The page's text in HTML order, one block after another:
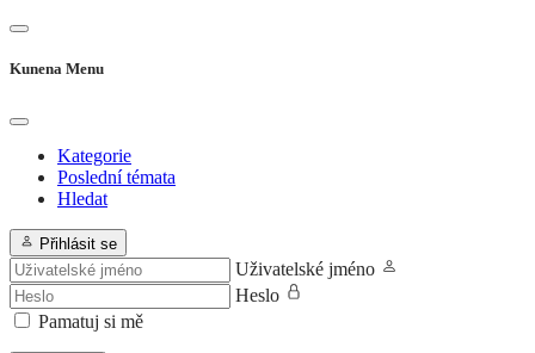
Kunena Menu
Kategorie
Poslední témata
Hledat
Přihlásit se
Uživatelské jméno
Heslo
Pamatuj si mě